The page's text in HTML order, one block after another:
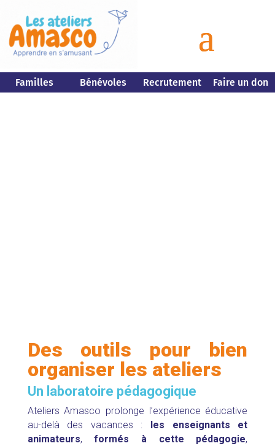
Familles Bénévoles Recrutement Faire un don
Des outils pour bien
organiser les ateliers
Un laboratoire pédagogique
Ateliers Amasco prolonge l’expérience éducative
au-delà des vacances :
es enseignants et
animateurs,formés à cette pédagogie,